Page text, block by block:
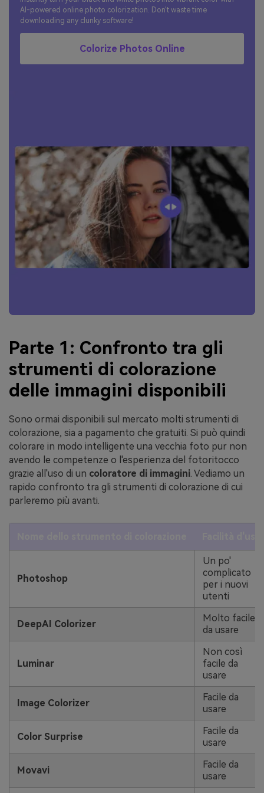
AI-powered online photo colorization. Don't waste time
downloading any clunky software!
Colorize Photos Online
Parte 1: Confronto tra gli
strumenti di colorazione
delle immagini disponibili
Sono ormai disponibili sul mercato molti strumenti di
colorazione, sia a pagamento che gratuiti. Si può quindi
colorare in modo intelligente una vecchia foto pur non
avendo le competenze o l'esperienza del fotoritocco
grazie all'uso di un coloratore di immagini. Vediamo un
rapido confronto tra gli strumenti di colorazione di cui
parleremo più avanti.
Photoshop
Un po'
complicato
per i nuovi
utenti
DeepAI Colorizer
Molto facile
da usare
Luminar
Non così
facile da
usare
Image Colorizer
Facile da
usare
Color Surprise
Facile da
usare
Movavi
Facile da
usare